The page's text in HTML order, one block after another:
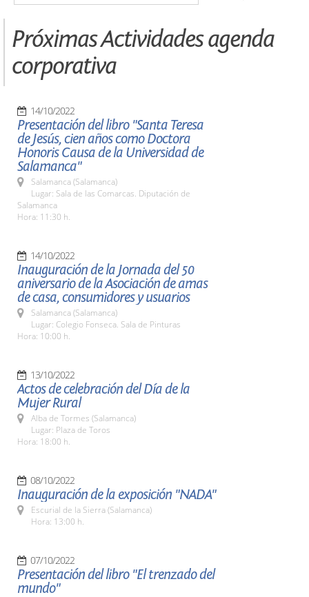
Próximas Actividades agenda
corporativa
14/10/2022
Presentación del libro "Santa Teresa
de Jesús, cien años como Doctora
Honoris Causa de la Universidad de
Salamanca"
Salamanca (Salamanca)
Lugar: Sala de las Comarcas. Diputación de
Salamanca
Hora: 11:30 h.
14/10/2022
Inauguración de la Jornada del 50
aniversario de la Asociación de amas
de casa, consumidores y usuarios
Salamanca (Salamanca)
Lugar: Colegio Fonseca. Sala de Pinturas
Hora: 10:00 h.
13/10/2022
Actos de celebración del Día de la
Mujer Rural
Alba de Tormes (Salamanca)
Lugar: Plaza de Toros
Hora: 18:00 h.
08/10/2022
Inauguración de la exposición "NADA"
Escurial de la Sierra (Salamanca)
Hora: 13:00 h.
07/10/2022
Presentación del libro "El trenzado del
mundo"